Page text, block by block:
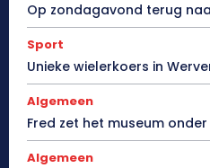
Op zondagavond terug
Sport
Unieke wielerkoers in
Algemeen
Fred zet het museum
Algemeen